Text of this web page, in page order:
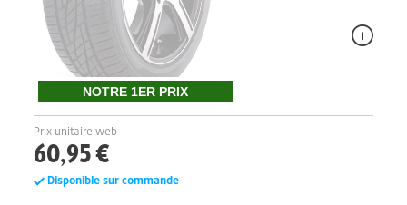
NOTRE 1ER PRIX
Prix unitaire web
60,95 €
Disponible sur commande